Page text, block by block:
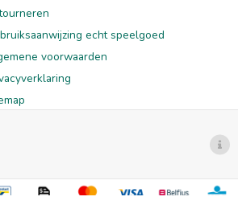
echt speelgoed
voorwaarden